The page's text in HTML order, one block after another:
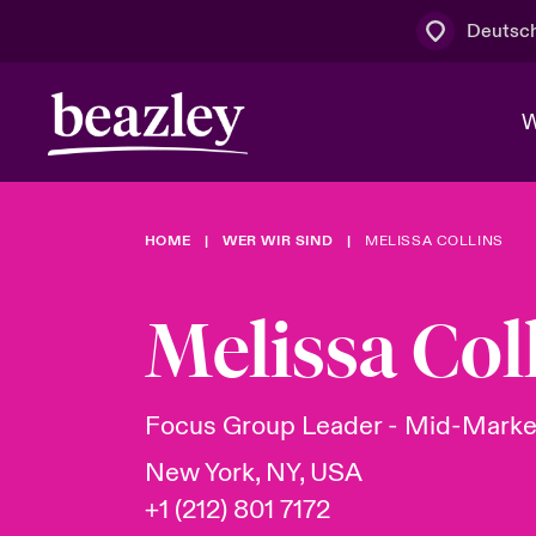
Wer wir sind
Board &
Mit uns
News & Events
Spotlight:
Kundenportal
Cyber
HOME WER WIR SIND MELISSA COLLINS
Melissa
Focus Group Leader - Mid-
New York, NY, USA
+1 (212) 801 7172